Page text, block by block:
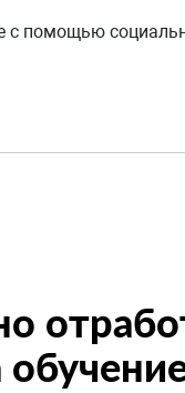
с помощью